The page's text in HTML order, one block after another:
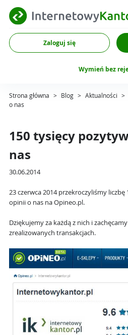
Zaloguj się
Wymień bez
Strona główna > Blog > Aktualności >
o nas
150 tysięcy
nas
30.06.2014
23 czerwca 2014 przekroczyliśmy
opinii o nas na Opineo.pl.
Dziękujemy za każdą z nich i
zrealizowanych transakcjach.